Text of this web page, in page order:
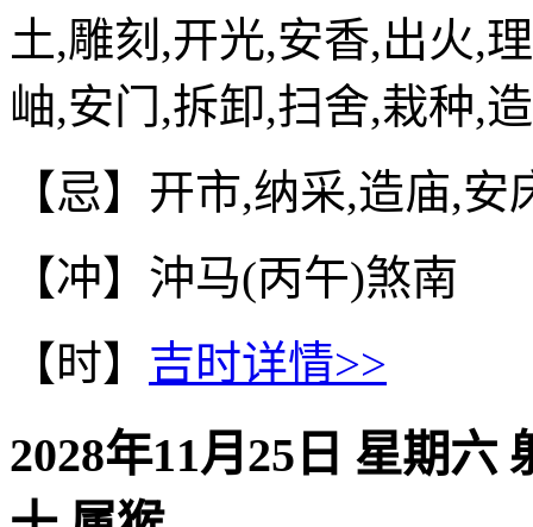
土,雕刻,开光,安香,出火,
岫,安门,拆卸,扫舍,栽种,
【忌】开市,纳采,造庙,安
【冲】沖马(丙午)煞南
【时】 吉时详情>>
2028年11月25日 星期六